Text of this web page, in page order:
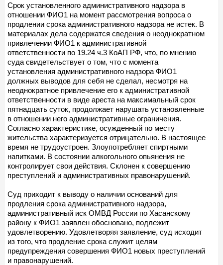
Срок установленного административного надзора в
отношении ФИО1 на момент рассмотрения вопроса о
продлении срока административного надзора не истек. В
материалах дела содержатся сведения о неоднократном
привлечении ФИО1 к административной
ответственности по 19.24 ч.3 КоАП РФ, что, по мнению
суда свидетельствует о том, что с момента
установления административного надзора ФИО1
должных выводов для себя не сделал, несмотря на
неоднократное привлечение его к административной
ответственности в виде ареста на максимальный срок
пятнадцать суток, продолжает нарушать установленные
в отношении него административные ограничения.
Согласно характеристике, осужденный по месту
жительства характеризуется отрицательно. В настоящее
время не трудоустроен. Злоупотребляет спиртными
напитками. В состоянии алкогольного опьянения не
контролирует свои действия. Склонен к совершению
преступлений и административных правонарушений.
Суд приходит к выводу о наличии оснований для
продления срока административного надзора,
административный иск ОМВД России по Хасанскому
району к ФИО1 заявлен обосновано, подлежит
удовлетворению. Удовлетворяя заявление, суд исходит
из того, что продление срока служит целям
предупреждения совершения ФИО1 новых преступлений
и правонарушений.